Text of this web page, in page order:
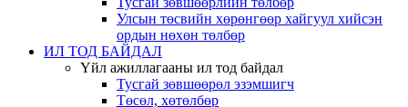
Улсын төсвийн хөрөнгөөр хайгуул хийсэн
ордын нөхөн төлбөр
ИЛ ТОД БАЙДАЛ
Үйл ажиллагааны ил тод байдал
Тусгай зөвшөөрөл эзэмшигч
Төсөл, хөтөлбөр